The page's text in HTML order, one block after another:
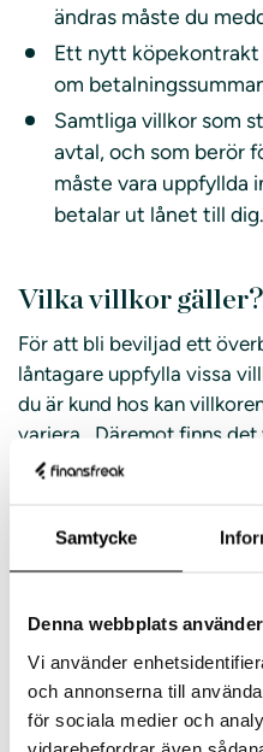
Samtycke
Denna webbplats
Vi använder
och annonserna till
för sociala medier och
vidarebefordrar även
ändras måste du
Ett nytt köpekontrakt
om
Samtliga villkor som
avtal, och som berör
måste vara uppfyllda
betalar ut lånet till dig.
Vilka villkor gäller?
För att bli beviljad ett
låntagare uppfylla vissa
du är kund hos kan
variera. Däremot finns det
gäller hos de flesta, och de
Du som låntagare
Du ska ha uppfyllt
möjliggör för köp och
Både köp av ny
bostad ska vara